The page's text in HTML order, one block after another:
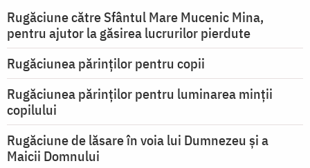
Rugăciune către Sfântul Mare Mucenic Mina,
pentru ajutor la găsirea lucrurilor pierdute
Rugăciunea părinților pentru copii
Rugăciunea părinților pentru luminarea minţii
copilului
Rugăciune de lăsare în voia lui Dumnezeu şi a
Maicii Domnului